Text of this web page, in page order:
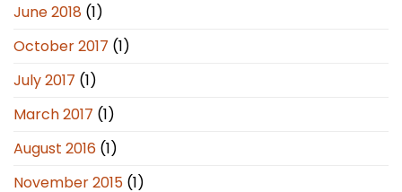
June 2018 (1)
October 2017 (1)
July 2017 (1)
March 2017 (1)
August 2016 (1)
November 2015 (1)